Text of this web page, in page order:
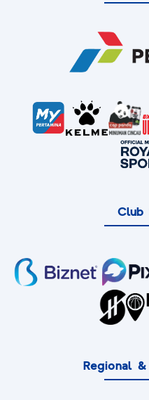
Club
Regional